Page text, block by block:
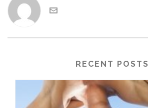
RECENT POSTS